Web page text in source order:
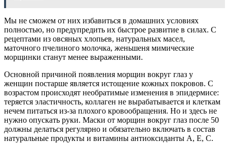
Мы не сможем от них избавиться в домашних условиях
полностью, но предупредить их быстрое развитие в силах. С
рецептами из овсяных хлопьев, натуральных масел,
маточного пчелиного молочка, женьшеня мимические
морщинки станут менее выраженными.
Основной причиной появления морщин вокруг глаз у
женщин постарше является истощение кожных покровов. С
возрастом происходят необратимые изменения в эпидермисе:
теряется эластичность, коллаген не вырабатывается и клеткам
нечем питаться из-за плохого кровообращения. Но и здесь не
нужно опускать руки. Маски от морщин вокруг глаз после 50
должны делаться регулярно и обязательно включать в состав
натуральные продукты и витамины антиоксиданты А, Е, С.